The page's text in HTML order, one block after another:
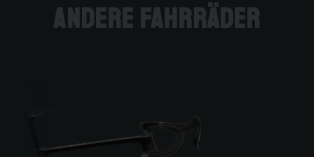
andere Fahrräder